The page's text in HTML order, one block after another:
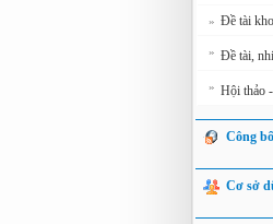
» Đề tài
» Đề tài,
» Hội thảo
Công
Cơ sở